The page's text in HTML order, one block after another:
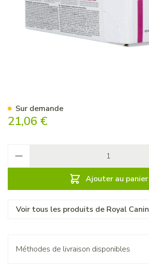
21,06 €
Ajouter au panier
Sur demande
Voir tous les produits de Royal Canin
Méthodes de livraison disponibles